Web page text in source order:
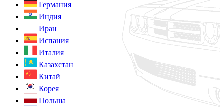
Германия
Индия
Иран
Испания
Италия
Казахстан
Китай
Корея
Польша